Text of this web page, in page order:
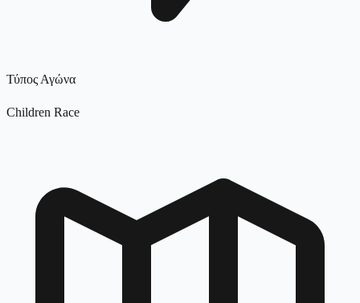
Τύπος Αγώνα
Children Race